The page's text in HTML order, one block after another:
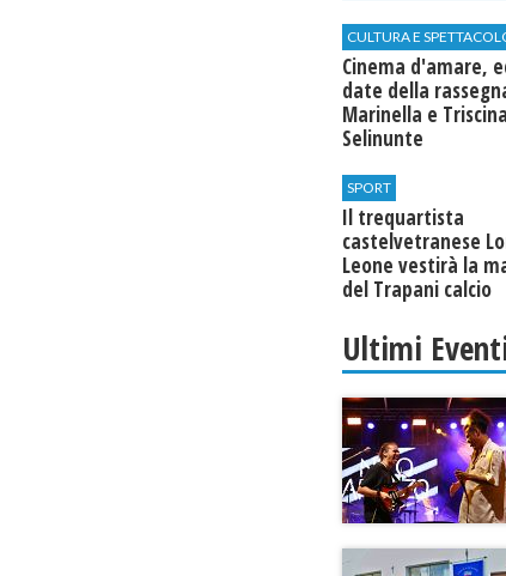
CULTURA E
Cinema d'amare,
date della
Marinella e
Selinunte
SPORT
Il trequartista
castelvetranese
Leone vestirà la
del Trapani calcio
Ultimi